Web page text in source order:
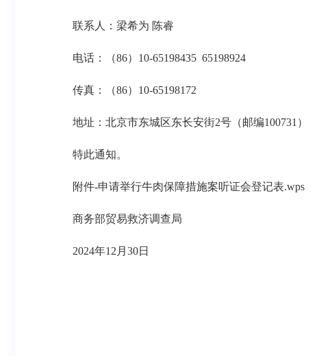
联系人：梁希为 陈睿
电话：（86） 10-65198435 65198924
传真：（86） 10-65198172
地址：北京市东城区东长安街2号（邮编100731 ）
特此通知。
附件-申请举行牛肉保障措施案听证会登记表.wps
商务部贸易救济调查局
2024年12 月 30日